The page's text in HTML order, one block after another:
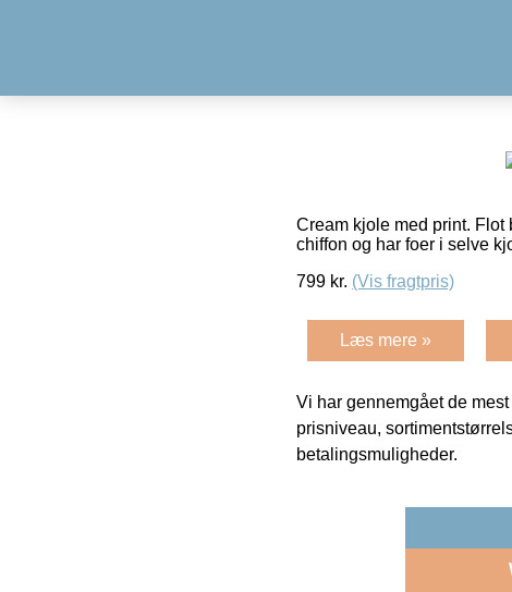
Cream kjole med print.
chiffon og har foer i selve
799 kr. (Vis fragtpris)
Læs mere »
Vi har gennemgået de
prisniveau,
betalingsmuligheder.